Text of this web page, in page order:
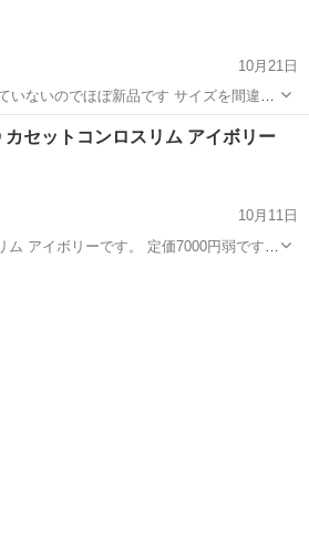
...
10月21日
いないのでほぼ新品です サイズを間違え
なさそうなので出品しました 子供が
市or笛吹市辺りでお願いしたいです
家電 ジューサー
カセットコンロスリム アイボリー
10月11日
です。 定価7000円弱です。